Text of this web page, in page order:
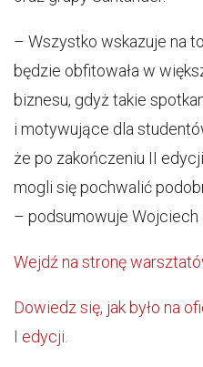
– Wszystko wskazuje na
będzie obfitowała w
biznesu, gdyż takie
i motywujące dla
że po zakończeniu II
mogli się pochwalić
– podsumowuje Wojciech
Wejdź na stronę
Dowiedz się, jak było na
I edycji.